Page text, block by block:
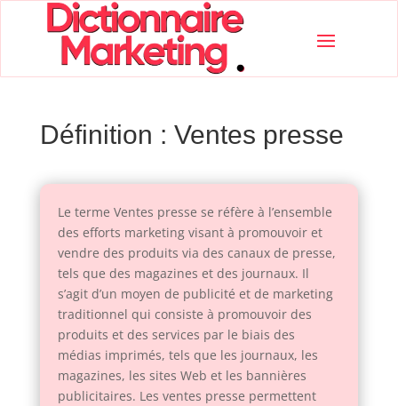
Définition : Ventes presse
Le terme Ventes presse se réfère à l’ensemble
des efforts marketing visant à promouvoir et
vendre des produits via des canaux de presse,
tels que des magazines et des journaux. Il
s’agit d’un moyen de publicité et de marketing
traditionnel qui consiste à promouvoir des
produits et des services par le biais des
médias imprimés, tels que les journaux, les
magazines, les sites Web et les bannières
publicitaires. Les ventes presse permettent